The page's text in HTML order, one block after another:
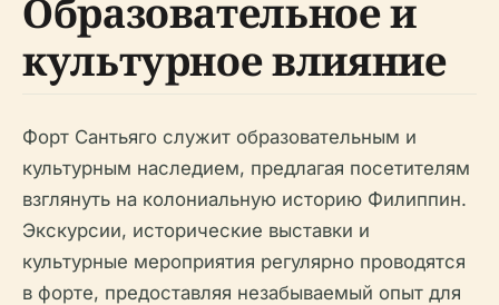
Образовательное и
культурное влияние
Форт Сантьяго служит образовательным и
культурным наследием, предлагая посетителям
взглянуть на колониальную историю Филиппин.
Экскурсии, исторические выставки и
культурные мероприятия регулярно проводятся
в форте, предоставляя незабываемый опыт для